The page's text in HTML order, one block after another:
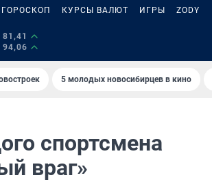
ГОРОСКОП КУРСЫ ВАЛЮТ ИГРЫ ZODY
81,41
94,06
5 молодых новосибирцев в кино
спортсмена
враг»